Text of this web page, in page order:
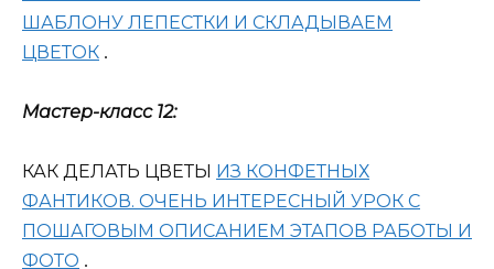
ШАБЛОНУ ЛЕПЕСТКИ И СКЛАДЫВАЕМ
ЦВЕТОК .
Мастер-класс 12:
КАК ДЕЛАТЬ ЦВЕТЫ
ИЗ КОНФЕТНЫХ
ФАНТИКОВ. ОЧЕНЬ ИНТЕРЕСНЫЙ УРОК С
ПОШАГОВЫМ ОПИСАНИЕМ ЭТАПОВ РАБОТЫ И
ФОТО .